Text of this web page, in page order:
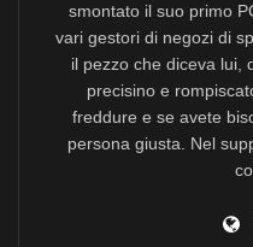
smontato il suo primo
vari gestori di negozi di
il pezzo che diceva lui,
precisino e
freddure e se avete
persona giusta. Nel